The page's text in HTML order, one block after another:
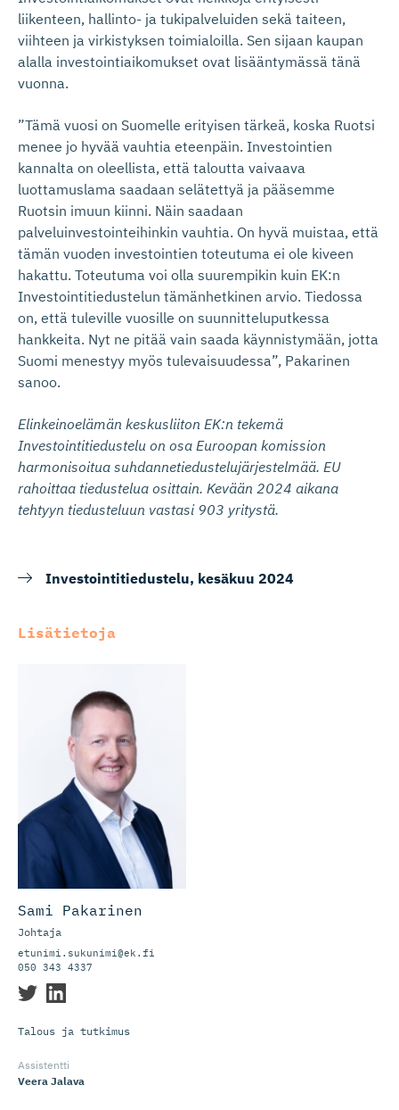
liikenteen, hallinto- ja tukipalveluiden sekä taiteen,
viihteen ja virkistyksen toimialoilla. Sen sijaan kaupan
alalla investointiaikomukset ovat lisääntymässä tänä
vuonna.
”Tämä vuosi on Suomelle erityisen tärkeä, koska Ruotsi
menee jo hyvää vauhtia eteenpäin. Investointien
kannalta on oleellista, että taloutta vaivaava
luottamuslama saadaan selätettyä ja pääsemme
Ruotsin imuun kiinni. Näin saadaan
palveluinvestointeihinkin vauhtia. On hyvä muistaa, että
tämän vuoden investointien toteutuma ei ole kiveen
hakattu. Toteutuma voi olla suurempikin kuin EK:n
Investointitiedustelun tämänhetkinen arvio. Tiedossa
on, että tuleville vuosille on suunnitteluputkessa
hankkeita. Nyt ne pitää vain saada käynnistymään, jotta
Suomi menestyy myös tulevaisuudessa”, Pakarinen
sanoo.
Elinkeinoelämän keskusliiton EK:n tekemä
Investointitiedustelu on osa Euroopan komission
harmonisoitua suhdannetiedustelujärjestelmää. EU
rahoittaa tiedustelua osittain. Kevään 2024 aikana
tehtyyn tiedusteluun vastasi 903 yritystä.
Investointitiedustelu, kesäkuu 2024
Lisätietoja
Sami Pakarinen
Johtaja
etunimi.sukunimi@ek.fi
050 343 4337
Talous ja tutkimus
Assistentti
Veera Jalava